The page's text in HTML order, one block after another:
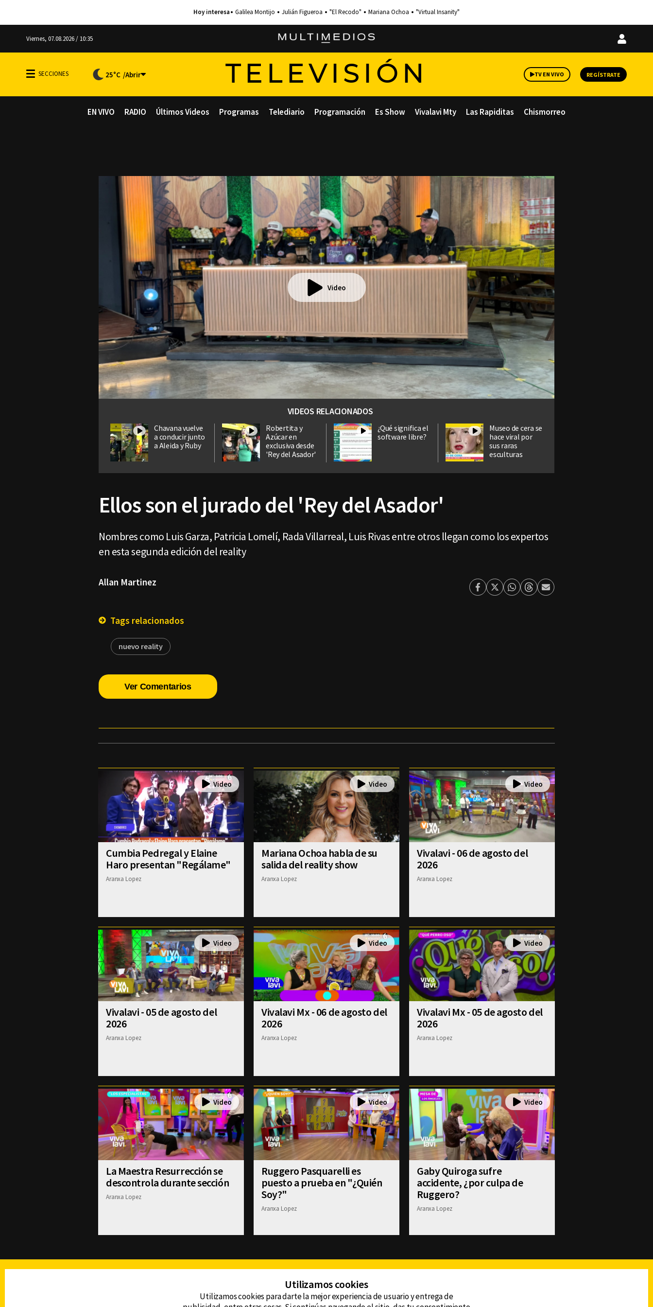
Galilea Montijo Julián Figueroa "El Recodo" Mariana Ochoa "Virtual Insanity"
Viernes, 07.08.2026 / 10:35
Iniciar
25°C TELEVISIÓN TV EN VIVO REGÍSTRATE
EN VIVO RADIO Últimos Videos Programas Telediario Programación Es Show Vivalavi Mty Las Rapiditas Chismorreo
Video
VIDEOS RELACIONADOS
Chavana vuelve
a conducir junto
a Aleida y Ruby
Robertita y
Azúcar en
exclusiva desde
'Rey del Asador'
¿Qué significa el
software libre?
Museo de cera se
hace viral por
sus raras
esculturas
Ellos son el jurado del 'Rey del Asador'
Nombres como Luis Garza, Patricia Lomelí, Rada Villarreal, Luis Rivas entre otros llegan como los expertos
en esta segunda edición del reality
Allan Martinez
Facebook
TwitterWhatsapp
ThreadsEnviar
Tags relacionados
nuevo reality
Ver Comentarios
Cumbia Pedregal y Elaine
Haro presentan "Regálame"
Aranxa Lopez
Mariana Ochoa habla de su
salida del reality show
Aranxa Lopez
Vivalavi - 06 de agosto del
2026
Aranxa Lopez
Vivalavi - 05 de agosto del
2026
Aranxa Lopez
Vivalavi Mx - 06 de agosto del
2026
Aranxa Lopez
Vivalavi Mx - 05 de agosto del
2026
Aranxa Lopez
La Maestra Resurrección se
descontrola durante sección
Aranxa Lopez
Ruggero Pasquarelli es
puesto a prueba en "¿Quién
Soy?"
Aranxa Lopez
Gaby Quiroga sufre
accidente, ¿por culpa de
Ruggero?
Aranxa Lopez
Utilizamos cookies
Utilizamos cookies para darte la mejor experiencia de usuario y entrega de